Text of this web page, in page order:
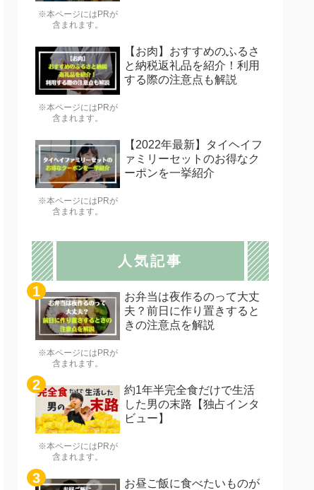
※本ページにはPRが
含まれます。
※本ページにはPRが
含まれます。
【お肉】おすすめのふるさ
と納税返礼品を紹介！利用
する際の注意点も解説
※本ページにはPRが
含まれます。
【2022年最新】タイヘイフ
ァミリーセットのお得なク
ーポンを一挙紹介
人気記事
※本ページにはPRが
含まれます。
お弁当は夜作るのって大丈
夫？前日に作り置きすると
きの注意点を解説
※本ページにはPRが
含まれます。
約1年半完全食だけで生活
した男の末路【独占インタ
ビュー】
お昼ご飯に食べたいものが